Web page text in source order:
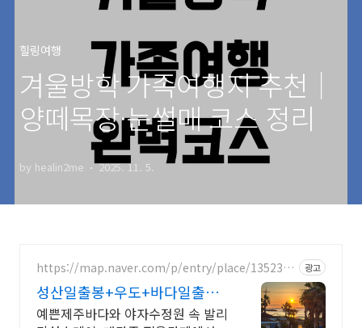
힐링여행
겨울방학 가족여행지 추천｜
양떼목장·눈썰매 코스 정리
by healin2me 2025. 11. 5.
https://map.naver.com/p/entry/place/1352349
광고
성산일출봉+우도+바다일출뷰
제주 속 발리, 오션뷰끝판왕
예쁜제주바다와 야자수정원 속 발리